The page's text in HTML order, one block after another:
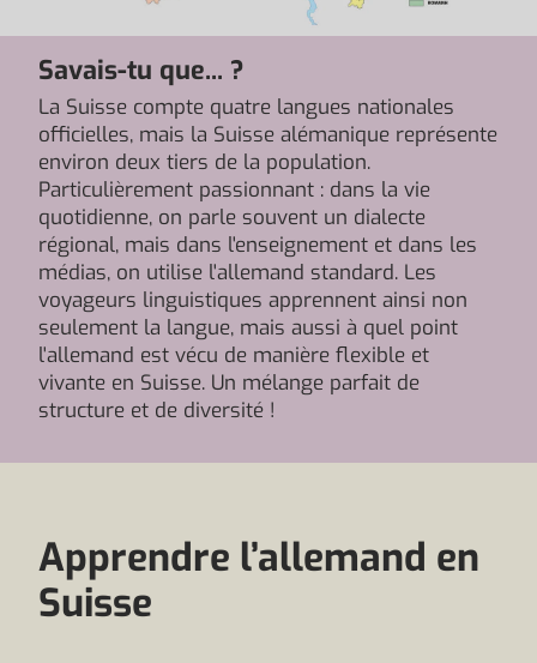
Savais-tu que... ?
La Suisse compte quatre langues nationales
officielles, mais la Suisse alémanique représente
environ deux tiers de la population.
Particulièrement passionnant : dans la vie
quotidienne, on parle souvent un dialecte
régional, mais dans l'enseignement et dans les
médias, on utilise l'allemand standard. Les
voyageurs linguistiques apprennent ainsi non
seulement la langue, mais aussi à quel point
l'allemand est vécu de manière flexible et
vivante en Suisse. Un mélange parfait de
structure et de diversité !
Apprendre l’allemand en
Suisse